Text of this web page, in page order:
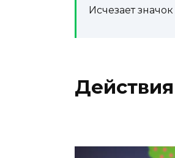
Исчезаетзначок